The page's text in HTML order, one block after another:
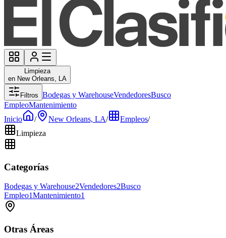
Limpieza
en New Orleans, LA
Filtros Bodegas y WarehouseVendedoresBusco
EmpleoMantenimiento
Inicio
/ New Orleans, LA/ Empleos/
Limpieza
Categorías
Bodegas y Warehouse2Vendedores2Busco
Empleo1Mantenimiento1
Otras Áreas